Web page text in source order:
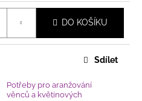
DO KOŠÍKU
Potřeby pro aranžování
věnců a květinových
Sdílet